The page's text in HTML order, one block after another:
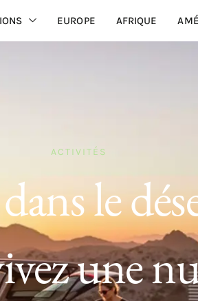
EUROPE AFRIQUE
ACTIVITÉS
le
une